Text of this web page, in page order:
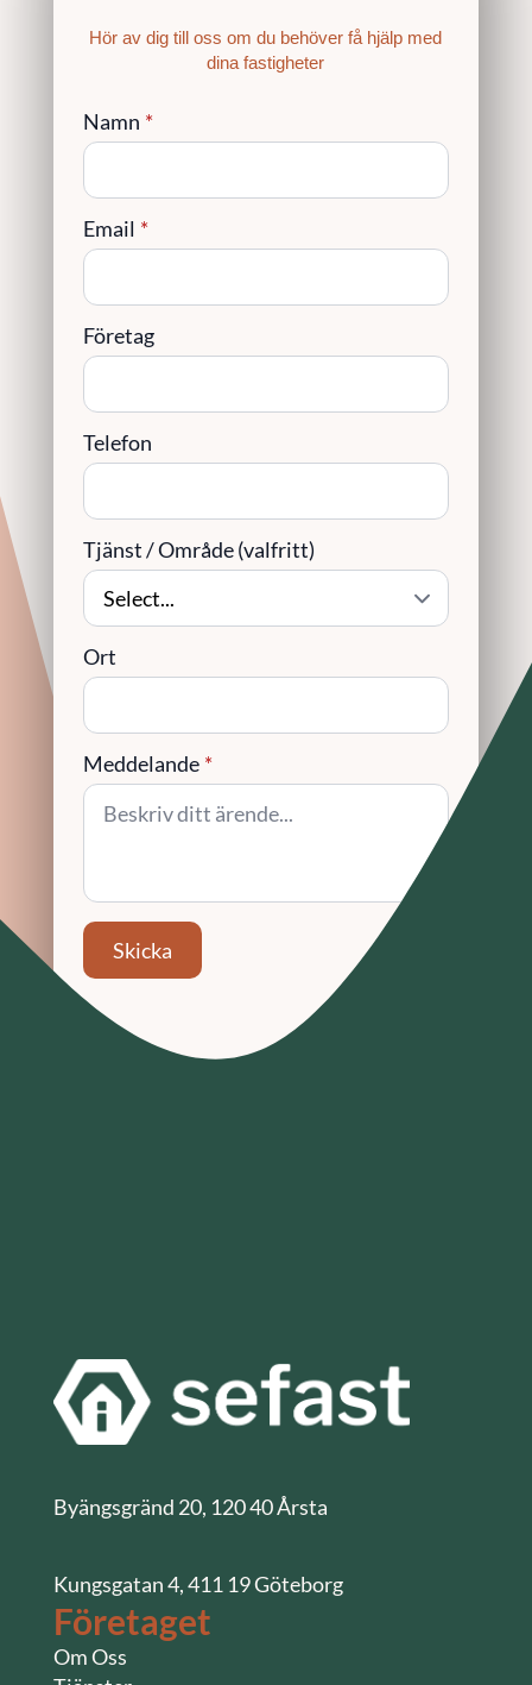
Hör av dig till oss om du behöver få hjälp med
dina fastigheter
Namn *
Email *
Företag
Telefon
Tjänst / Område (valfritt)
Ort
Meddelande *
Skicka
Byängsgränd 20, 120 40 Årsta
Kungsgatan 4, 411 19 Göteborg
Företaget
Om Oss